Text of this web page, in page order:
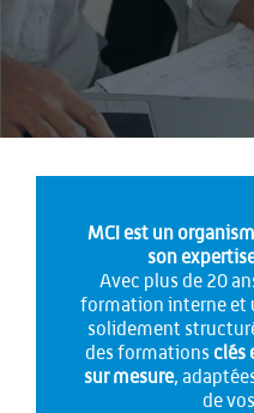
MCI est un
son
Avec plus de 20
formation interne et
solidement
des formations clés
sur mesure,
de